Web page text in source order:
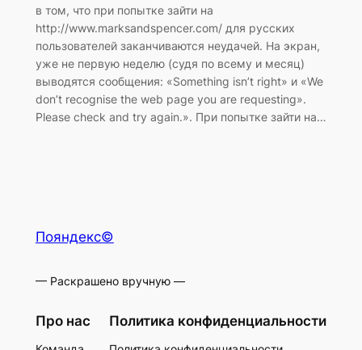
в том, что при попытке зайти на
http://www.marksandspencer.com/ для русских
пользователей заканчиваются неудачей. На экран,
уже не первую неделю (судя по всему и месяц)
выводятся сообщения: «Something isn’t right» и «We
don’t recognise the web page you are requesting».
Please check and try again.». При попытке зайти на…
Пояндекс©
— Раскрашено вручную —
Про нас Политика конфиденциальности